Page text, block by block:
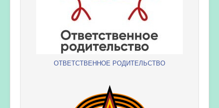
ОТВЕТСТВЕННОЕ РОДИТЕЛЬСТВО